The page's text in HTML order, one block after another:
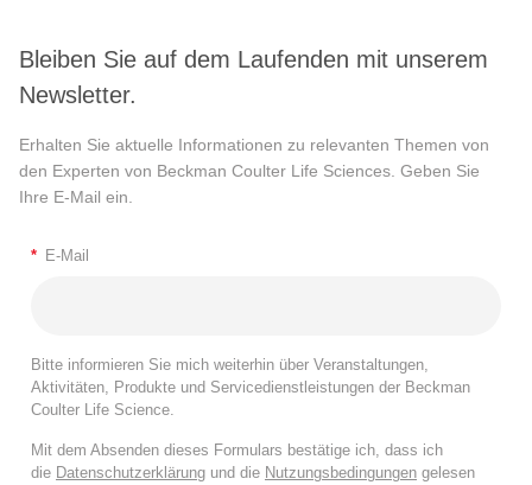
Bleiben Sie auf dem Laufenden mit unserem
Newsletter.
Erhalten Sie aktuelle Informationen zu relevanten Themen von
den Experten von Beckman Coulter Life Sciences. Geben Sie
Ihre E-Mail ein.
* E-Mail
Bitte informieren Sie mich weiterhin über Veranstaltungen,
Aktivitäten, Produkte und Servicedienstleistungen der Beckman
Coulter Life Science.
Mit dem Absenden dieses Formulars bestätige ich, dass ich
die Datenschutzerklärung und die Nutzungsbedingungen gelesen